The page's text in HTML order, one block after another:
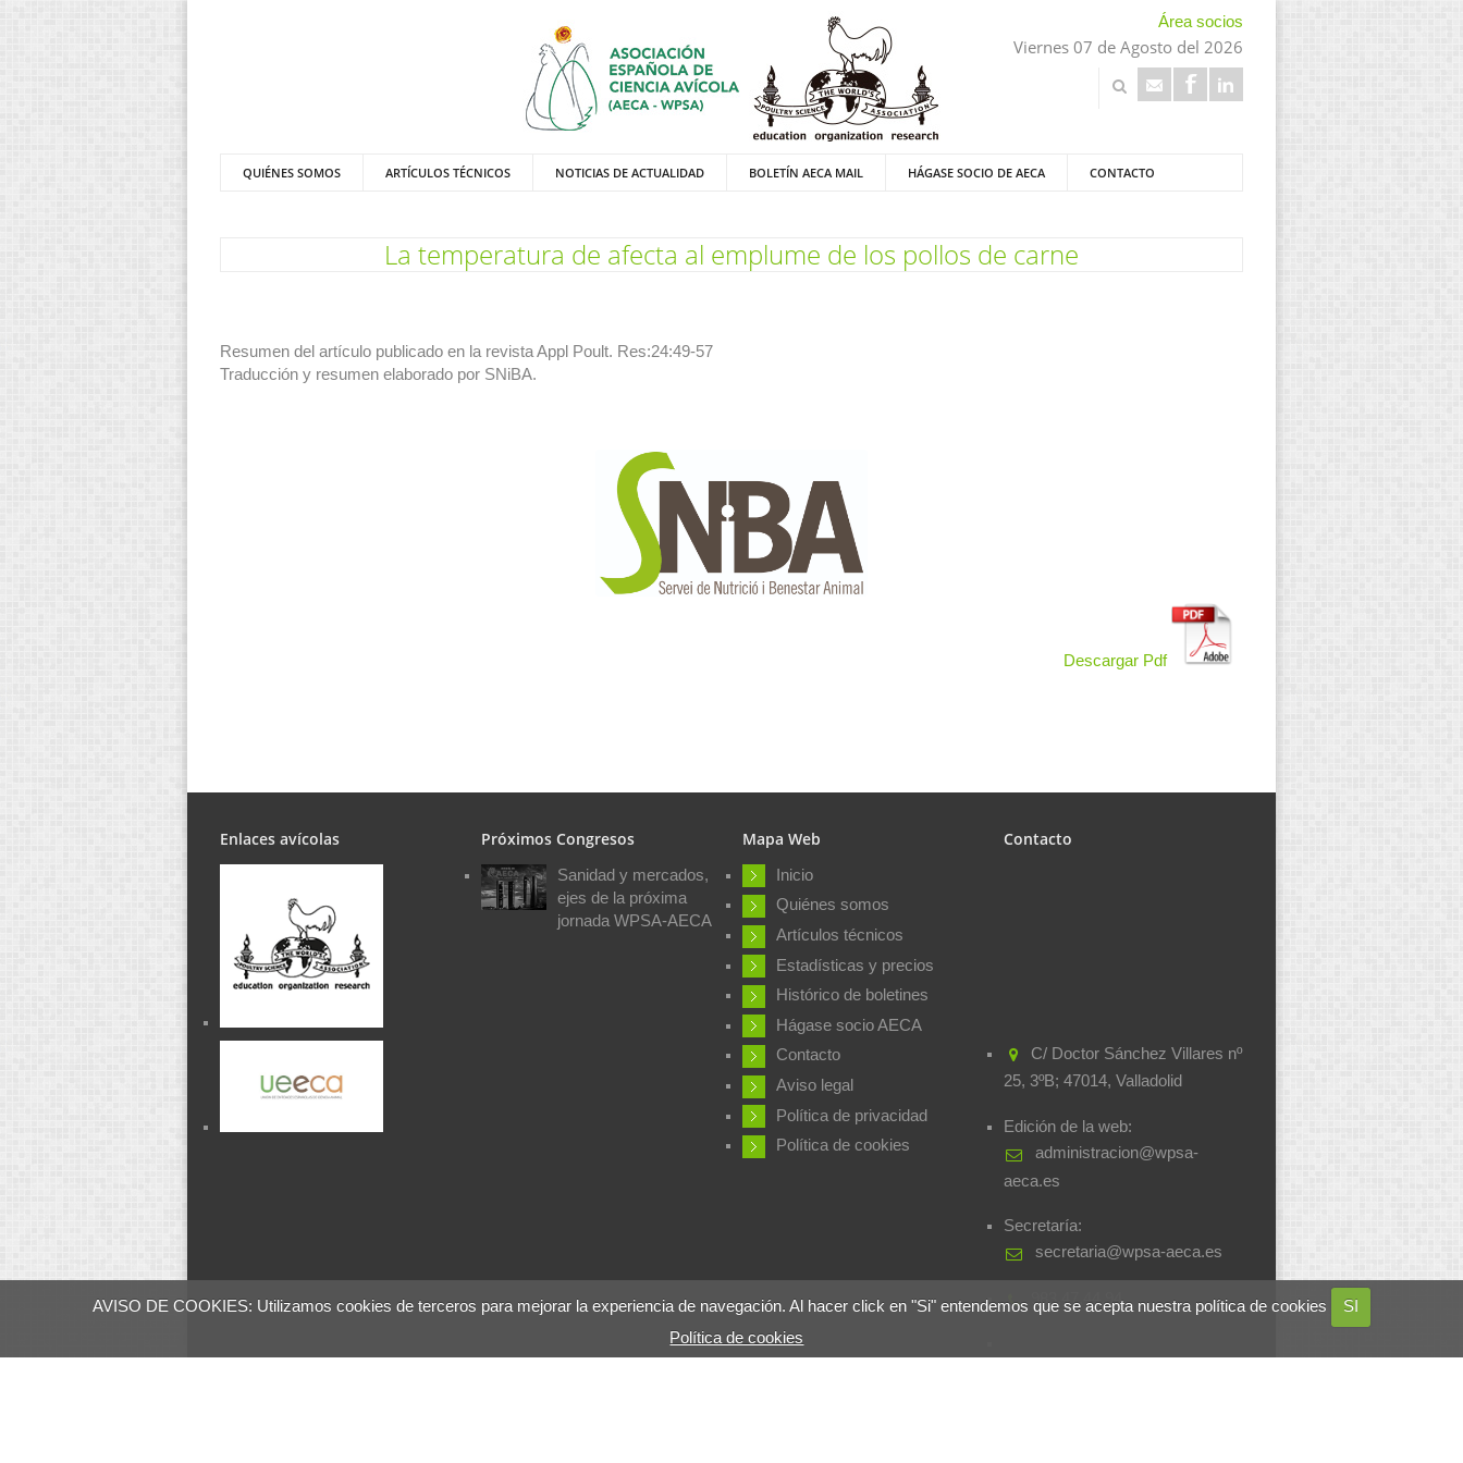
AVISO DE COOKIES: Utilizamos cookies de terceros para mejorar la experiencia de navegación. Al hacer click en "Si" entendemos que se acepta nuestra política de cookies
SI
Política de cookies
Área socios
Viernes 07 de Agosto del 2026
QUIÉNES SOMOS ARTÍCULOS TÉCNICOS NOTICIAS DE ACTUALIDAD BOLETÍN AECA MAIL HÁGASE SOCIO DE AECA CONTACTO
La temperatura de afecta al emplume de los pollos de carne
Resumen del artículo publicado en la revista Appl Poult. Res:24:49-57
Traducción y resumen elaborado por SNiBA.
Descargar Pdf
Enlaces avícolas Próximos Congresos
Sanidad y mercados,
ejes de la próxima
jornada WPSA-AECA
Mapa Web
Inicio
Quiénes somos
Artículos técnicos
Estadísticas y precios
Histórico de boletines
Hágase socio AECA
Contacto
Aviso legal
Política de privacidad
Política de cookies
Contacto
C/ Doctor Sánchez Villares nº
25, 3ºB; 47014, Valladolid
Edición de la web:
administracion@wpsa-
aeca.es
Secretaría:
secretaria@wpsa-aeca.es
983.47.44.94